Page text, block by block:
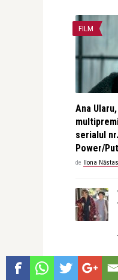
FILM
Ana
serialul
Power/
de Ilona